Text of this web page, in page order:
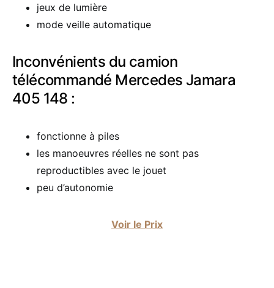
jeux de lumière
mode veille automatique
Inconvénients du camion
télécommandé Mercedes Jamara
405 148 :
fonctionne à piles
les manoeuvres réelles ne sont pas
reproductibles avec le jouet
peu d’autonomie
Voir le Prix